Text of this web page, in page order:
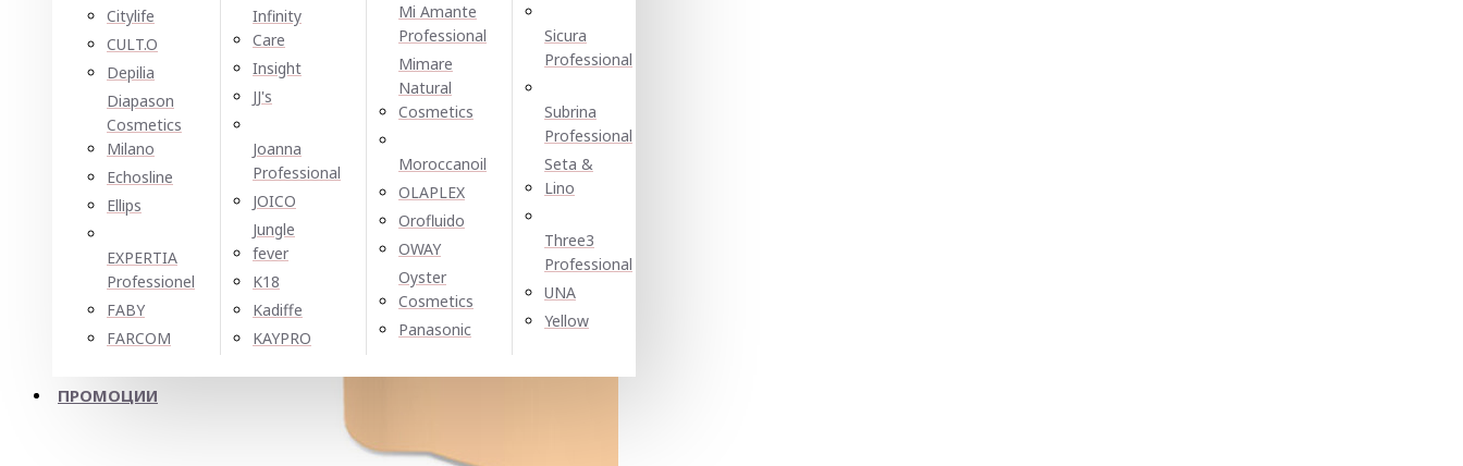
Citylife
CULT.O
Depilia
Diapason
Cosmetics
Milano
Echosline
Ellірѕ
EXPERTIA
Professionel
FABY
FARCOM
Infinity
Care
Insight
JJ's
Joanna
Professional
JOICO
Jungle
fever
K18
Kadiffe
KAYPRO
Mi Amante
Professional
Mimare
Natural
Cosmetics
Moroccanoil
OLAPLEX
Orofluido
OWAY
Oyster
Cosmetics
Panasonic
Sicura
Professional
Subrina
Professional
Seta &
Lino
Three3
Professional
UNA
Yellow
ПРОМОЦИИ